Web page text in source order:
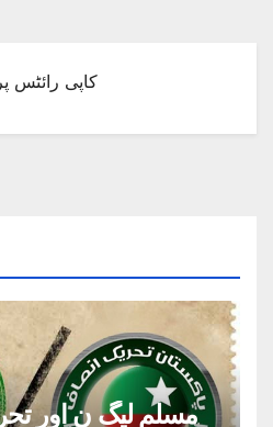
کاپی رائٹس
مسلم لیگ ن اور